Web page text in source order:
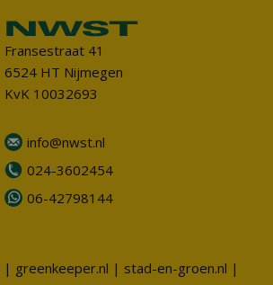
Fransestraat 41
6524 HT Nijmegen
KvK 10032693
info@nwst.nl
024-3602454
06-42798144
| greenkeeper.nl | stad-en-groen.nl |